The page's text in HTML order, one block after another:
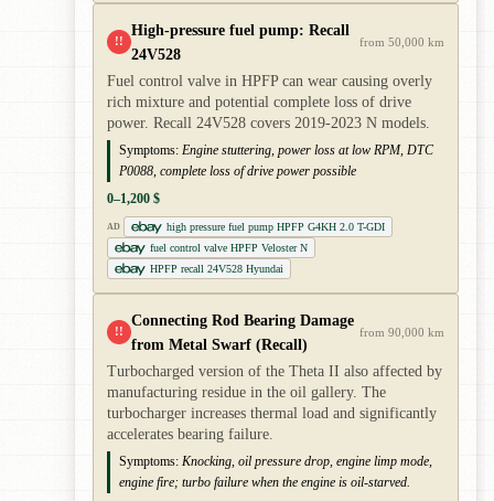
!!
High-pressure fuel pump: Recall
24V528
from 50,000 km
Fuel control valve in HPFP can wear causing overly
rich mixture and potential complete loss of drive
power. Recall 24V528 covers 2019-2023 N models.
Symptoms: Engine stuttering, power loss at low RPM, DTC
P0088, complete loss of drive power possible
0–1,200 $
AD
high pressure fuel pump HPFP G4KH 2.0 T-GDI
fuel control valve HPFP Veloster N
HPFP recall 24V528 Hyundai
!!
Connecting Rod Bearing Damage
from Metal Swarf (Recall)
from 90,000 km
Turbocharged version of the Theta II also affected by
manufacturing residue in the oil gallery. The
turbocharger increases thermal load and significantly
accelerates bearing failure.
Symptoms: Knocking, oil pressure drop, engine limp mode,
engine fire; turbo failure when the engine is oil-starved.